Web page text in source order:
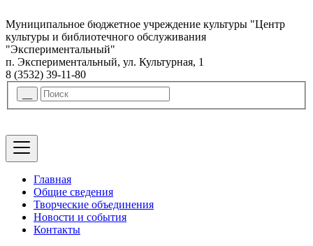
Муниципальное бюджетное учреждение культуры "Центр
культуры и библиотечного обслуживания
"Экспериментальный"
п. Экспериментальный, ул. Культурная, 1
8 (3532) 39-11-80
Главная
Общие сведения
Творческие объединения
Новости и события
Контакты